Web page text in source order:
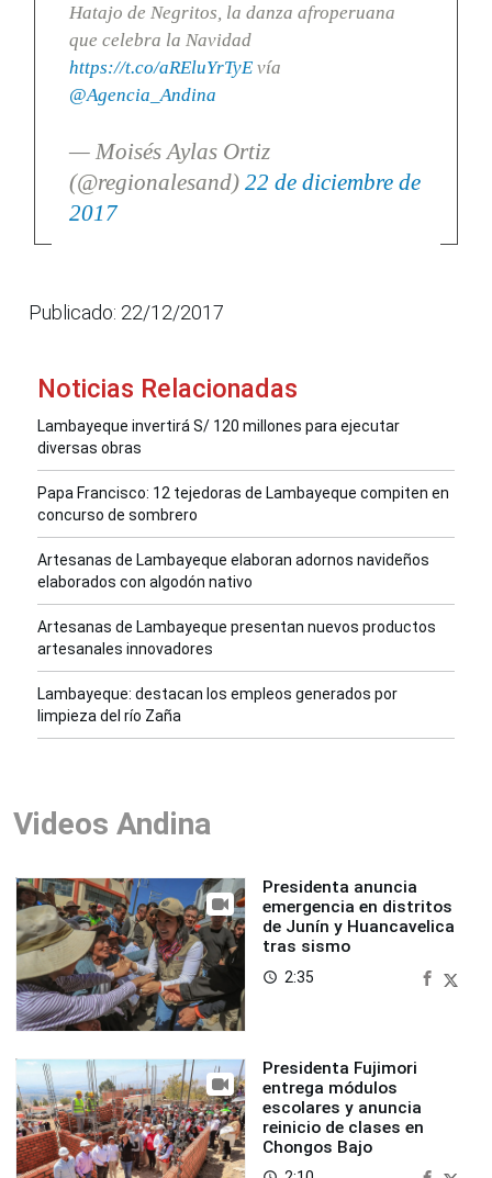
Hatajo de Negritos, la danza afroperuana
que celebra la Navidad
https://t.co/aREluYrTyEvía
@Agencia_Andina
— Moisés Aylas Ortiz
(@regionalesand) 22 de diciembre de
2017
Publicado: 22/12/2017
Noticias Relacionadas
Lambayeque invertirá S/ 120 millones para ejecutar
diversas obras
Papa Francisco: 12 tejedoras de Lambayeque compiten en
concurso de sombrero
Artesanas de Lambayeque elaboran adornos navideños
elaborados con algodón nativo
Artesanas de Lambayeque presentan nuevos productos
artesanales innovadores
Lambayeque: destacan los empleos generados por
limpieza del río Zaña
Videos Andina
Presidenta anuncia
emergencia en distritos
de Junín y Huancavelica
tras sismo
access_time 2:35
Presidenta Fujimori
entrega módulos
escolares y anuncia
reinicio de clases en
Chongos Bajo